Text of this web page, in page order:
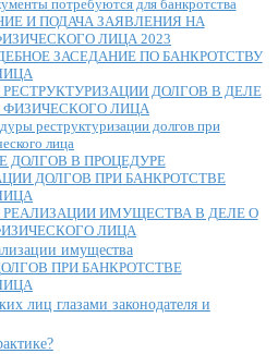
потребуются для банкротства
И ПОДАЧА ЗАЯВЛЕНИЯ НА
ЛИЦА 2023
ЗАСЕДАНИЕ ПО БАНКРОТСТВУ
РЕСТРУКТУРИЗАЦИИ ДОЛГОВ В ДЕЛЕ
ФИЗИЧЕСКОГО ЛИЦА
реструктуризации долгов при
лица
ДОЛГОВ В ПРОЦЕДУРЕ
ДОЛГОВ ПРИ БАНКРОТСТВЕ
РЕАЛИЗАЦИИ ИМУЩЕСТВА В ДЕЛЕ О
ЛИЦА
имущества
ПРИ БАНКРОТСТВЕ
лиц глазами законодателя и